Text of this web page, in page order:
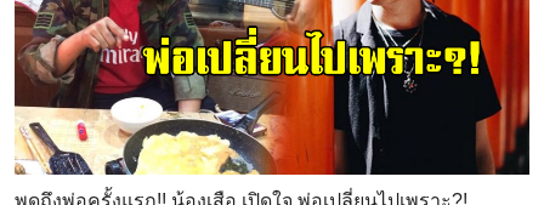
พูดถึงพ่อครั้งแรก!! น้องเสือ เปิดใจ พ่อเปลี่ยนไปเพราะ?!